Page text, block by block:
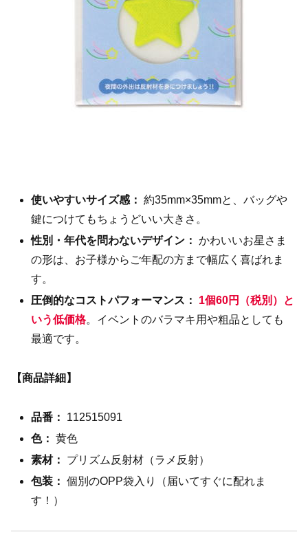
使いやすいサイズ感： 約35mm×35mmと、バッグや
鍵につけてもちょうどいい大きさ。
性別・年代を問わないデザイン： かわいいお星さま
の形は、お子様からご年配の方まで幅広く喜ばれま
す。
圧倒的なコストパフォーマンス：
1個60円（税別）と
いう低価格。イベントのバラマキ用や粗品としても
最適です。
【商品詳細】
品番：
112515091
色： 黄色
素材：
プリズム反射材（ラメ反射）
包装： 個別のOPP袋入り（届いてすぐに配れま
す！）